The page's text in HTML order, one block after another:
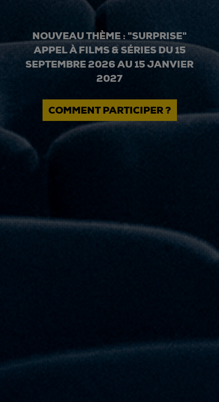
NOUVEAU THÈME : "SURPRISE"
APPEL À FILMS & SÉRIES DU 15
SEPTEMBRE 2026 AU 15 JANVIER
2027
COMMENT PARTICIPER ?